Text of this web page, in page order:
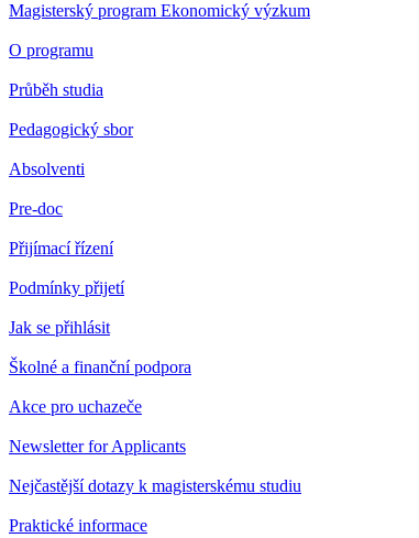
Magisterský program Ekonomický výzkum
O programu
Průběh studia
Pedagogický sbor
Absolventi
Pre-doc
Přijímací řízení
Podmínky přijetí
Jak se přihlásit
Školné a finanční podpora
Akce pro uchazeče
Newsletter for Applicants
Nejčastější dotazy k magisterskému studiu
Praktické informace